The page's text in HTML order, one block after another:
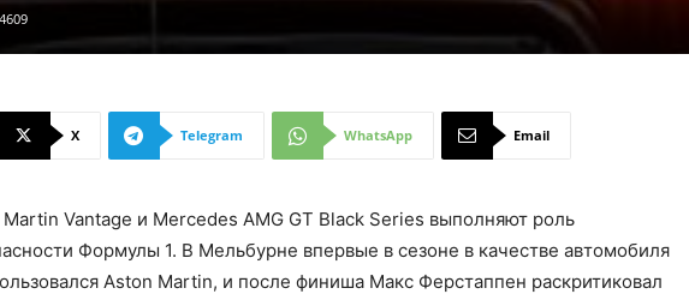
4609
X Telegram WhatsApp Email
Vantage и Mercedes AMG GT Black Series выполняют роль
Формулы 1. В Мельбурне впервые в сезоне в качестве автомобиля
Aston Martin, и после финиша Макс Ферстаппен раскритиковал